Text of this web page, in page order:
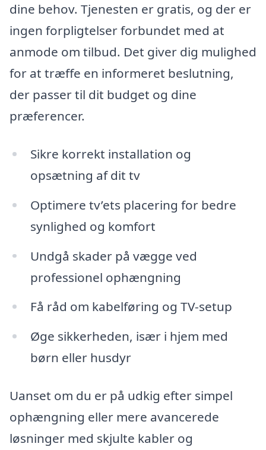
dine behov. Tjenesten er gratis, og der er
ingen forpligtelser forbundet med at
anmode om tilbud. Det giver dig mulighed
for at træffe en informeret beslutning,
der passer til dit budget og dine
præferencer.
Sikre korrekt installation og
opsætning af dit tv
Optimere tv’ets placering for bedre
synlighed og komfort
Undgå skader på vægge ved
professionel ophængning
Få råd om kabelføring og TV-setup
Øge sikkerheden, især i hjem med
børn eller husdyr
Uanset om du er på udkig efter simpel
ophængning eller mere avancerede
løsninger med skjulte kabler og